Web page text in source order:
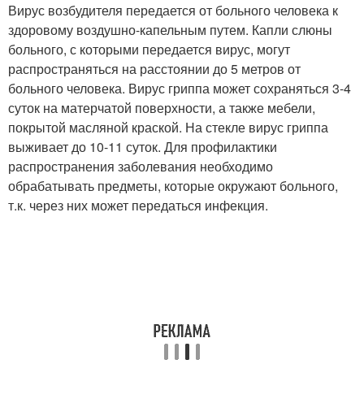
Вирус возбудителя передается от больного человека к
здоровому воздушно-капельным путем. Капли слюны
больного, с которыми передается вирус, могут
распространяться на расстоянии до 5 метров от
больного человека. Вирус гриппа может сохраняться 3-4
суток на матерчатой поверхности, а также мебели,
покрытой масляной краской. На стекле вирус гриппа
выживает до 10-11 суток. Для профилактики
распространения заболевания необходимо
обрабатывать предметы, которые окружают больного,
т.к. через них может передаться инфекция.